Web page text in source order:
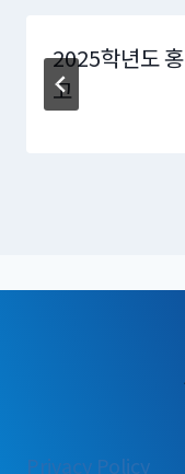
2025학년도
고
Privacy Policy: